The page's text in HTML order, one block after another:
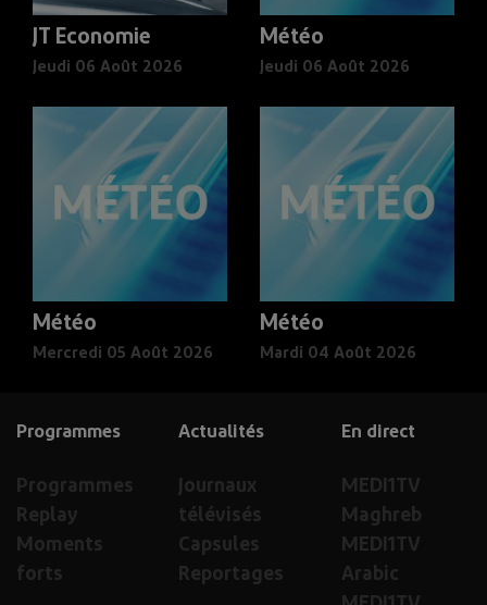
JT Economie
Jeudi 06 Août 2026
Météo
Jeudi 06 Août 2026
Météo
Mercredi 05 Août 2026
Météo
Mardi 04 Août 2026
En direct
MEDI1TV
Maghreb
MEDI1TV
Arabic
Actualités
Journaux
télévisés
Capsules
Reportages
Programmes
Programmes
Replay
Moments
forts